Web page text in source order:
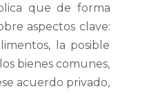
que de forma
aspectos clave:
la posible
bienes comunes,
acuerdo privado,